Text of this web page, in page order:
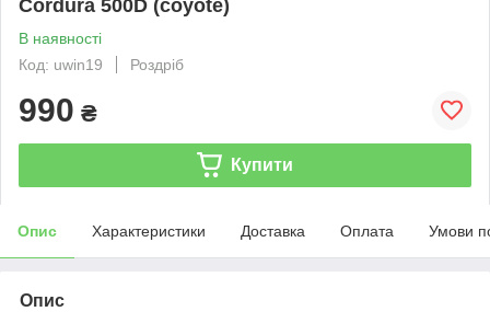
Cordura 500D (coyote)
В наявності
Код: uwin19
Роздріб
990 ₴
Купити
Опис Характеристики Доставка Оплата Умови
Опис